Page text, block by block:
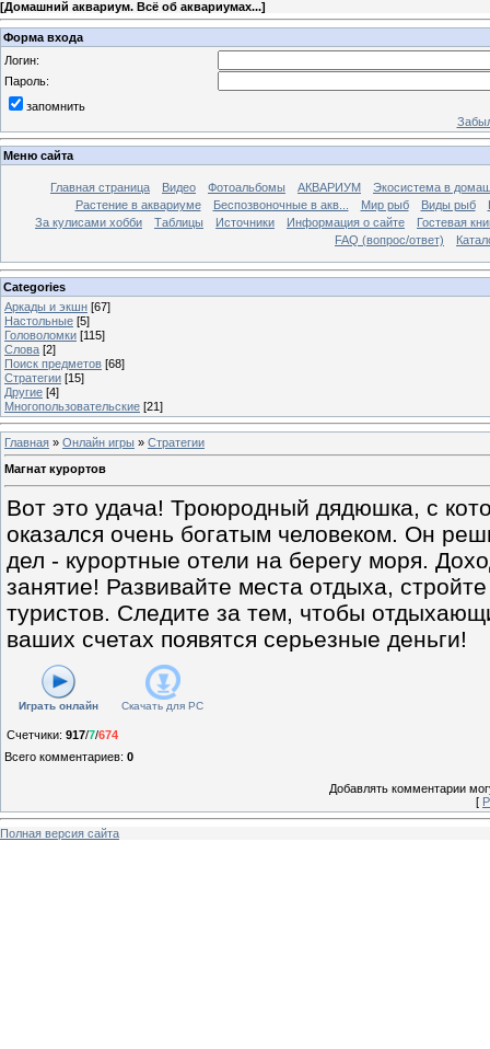
[Домашний аквариум. Всё об аквариумах...]
Форма входа
Логин:
Пароль:
запомнить
Меню сайта
Главная страница Видео Фотоальбомы АКВАРИУМ
Экосистема в
Растение в аквариуме
Беспозвоночные в акв... Мир рыб Виды рыб
За кулисами хобби
Таблицы Источники Информация о сайте
Гостевая
FAQ (вопрос/ответ)
Categories
Аркады и экшн [67]
Настольные [5]
Головоломки [115]
Слова [2]
Поиск предметов [68]
Стратегии [15]
Другие [4]
Многопользовательские [21]
Главная » Онлайн игры » Стратегии
Магнат курортов
Вот это удача! Троюродный дядюшка, с
оказался очень богатым человеком. Он
дел - курортные отели на берегу моря.
занятие! Развивайте места отдыха,
туристов. Следите за тем, чтобы
ваших счетах появятся серьезные деньги!
Играть онлайн Скачать для PC
Счетчики: 917/7/674
Всего комментариев: 0
Добавлять комментарии
[
Полная версия сайта